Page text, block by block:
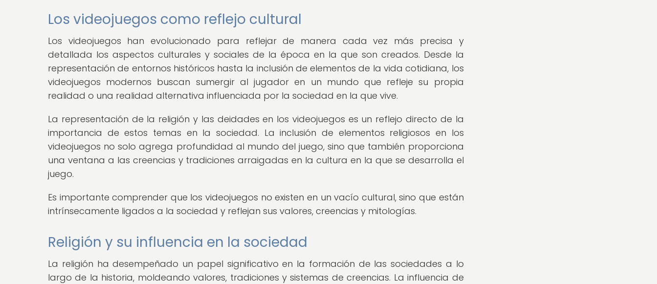
Los videojuegos como reflejo cultural
Los videojuegos han evolucionado para reflejar de manera cada vez más precisa y
detallada los aspectos culturales y sociales de la época en la que son creados. Desde la
representación de entornos históricos hasta la inclusión de elementos de la vida cotidiana, los
videojuegos modernos buscan sumergir al jugador en un mundo que refleje su propia
realidad o una realidad alternativa influenciada por la sociedad en la que vive.
La representación de la religión y las deidades en los videojuegos es un reflejo directo de la
importancia de estos temas en la sociedad. La inclusión de elementos religiosos en los
videojuegos no solo agrega profundidad al mundo del juego, sino que también proporciona
una ventana a las creencias y tradiciones arraigadas en la cultura en la que se desarrolla el
juego.
Es importante comprender que los videojuegos no existen en un vacío cultural, sino que están
intrínsecamente ligados a la sociedad y reflejan sus valores, creencias y mitologías.
Religión y su influencia en la sociedad
La religión ha desempeñado un papel significativo en la formación de las sociedades a lo
largo de la historia, moldeando valores, tradiciones y sistemas de creencias. La influencia de